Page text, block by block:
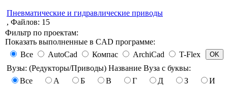
Пневматические и гидравлические приводы
, Файлов: 15
Фильтр по проектам:
Показать выполненные в CAD программе:
Все
AutoCad Компас ArchiCad
T-Flex
Вузы: (Редукторы/Приводы) Название Вуза с буквы:
Все
А Б В Г Д З
И